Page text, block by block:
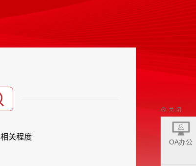
相关程度
OA办公